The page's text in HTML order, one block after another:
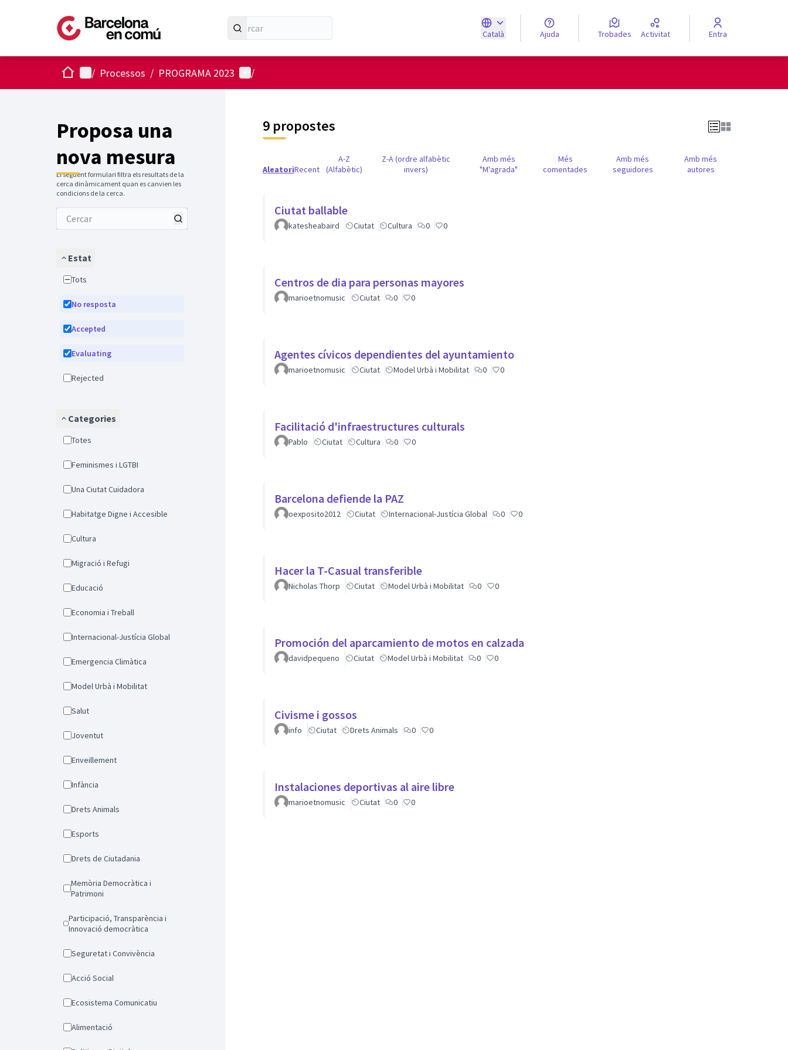
Català
Triar la llenguaElegir el idioma
Ajuda Trobades Activitat Entra
Inici Menú principal
/ Processos / PROGRAMA 2023 Menú d'usuari
/
Proposa una
nova mesura
El següent formulari filtra els resultats de la
cerca dinàmicament quan es canvien les
condicions de la cerca.
Estat
Tots
No resposta
Accepted
Evaluating
Rejected
Categories
Totes
Feminismes i LGTBI
Una Ciutat Cuidadora
Habitatge Digne i Accesible
Cultura
Migració i Refugi
Educació
Economia i Treball
Internacional-Justícia Global
Emergencia Climàtica
Model Urbà i Mobilitat
Salut
Joventut
Enveillement
Infància
Drets Animals
Esports
Drets de Ciutadania
Memòria Democràtica i
Patrimoni
Participació, Transparència i
Innovació democràtica
Seguretat i Convivència
Acció Social
Ecosistema Comunicatiu
Alimentació
9 propostes
AleatoriRecent
A-Z
(Alfabètic)
Z-A (ordre alfabètic
invers)
Amb més
"M'agrada"
Més
comentades
Amb més
seguidores
Amb més
autores
Ciutat ballable
katesheabaird Ciutat Cultura 0 0
Centros de dia para personas mayores
marioetnomusic Ciutat 0 0
Agentes cívicos dependientes del ayuntamiento
marioetnomusic Ciutat Model Urbà i Mobilitat 0 0
Facilitació d'infraestructures culturals
Pablo Ciutat Cultura 0 0
Barcelona defiende la PAZ
oexposito2012 Ciutat Internacional-Justícia Global 0 0
Hacer la T-Casual transferible
Nicholas Thorp Ciutat Model Urbà i Mobilitat 0 0
Promoción del aparcamiento de motos en calzada
davidpequeno Ciutat Model Urbà i Mobilitat 0 0
Civisme i gossos
info Ciutat Drets Animals 0 0
Instalaciones deportivas al aire libre
marioetnomusic Ciutat 0 0